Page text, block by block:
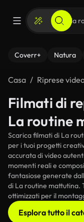
Coverr+ Natura
Casa Riprese
Filmati di
La routine
Scarica filmati di La
per i tuoi progetti
accurata di video
momenti reali e
fantasiose generate
di La routine mattutina.
ottimizzati per il
Esplora tutto il